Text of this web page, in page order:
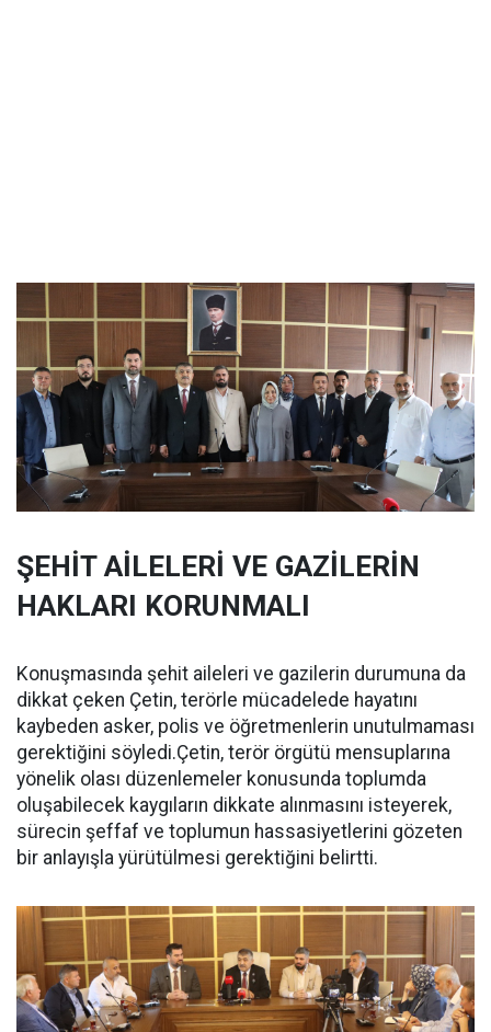
ŞEHİT AİLELERİ VE GAZİLERİN
HAKLARI KORUNMALI
Konuşmasında şehit aileleri ve gazilerin durumuna da
dikkat çeken Çetin, terörle mücadelede hayatını
kaybeden asker, polis ve öğretmenlerin unutulmaması
gerektiğini söyledi.Çetin, terör örgütü mensuplarına
yönelik olası düzenlemeler konusunda toplumda
oluşabilecek kaygıların dikkate alınmasını isteyerek,
sürecin şeffaf ve toplumun hassasiyetlerini gözeten
bir anlayışla yürütülmesi gerektiğini belirtti.